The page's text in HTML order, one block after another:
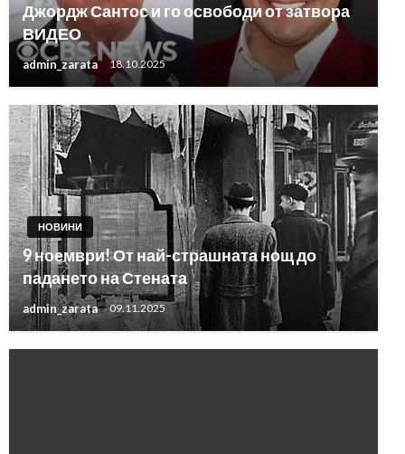
Джордж Сантос и го освободи от затвора
ВИДЕО
admin_zarata 18.10.2025
НОВИНИ
9 ноември! От най-страшната нощ до
падането на Стената
admin_zarata 09.11.2025